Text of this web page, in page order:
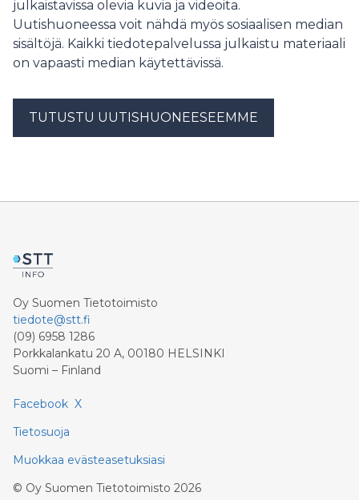
julkaistavissa olevia kuvia ja videoita.
Uutishuoneessa voit nähdä myös sosiaalisen median
sisältöjä. Kaikki tiedotepalvelussa julkaistu materiaali
on vapaasti median käytettävissä.
TUTUSTU UUTISHUONEESEEMME
Oy Suomen Tietotoimisto
tiedote@stt.fi
(09) 6958 1286
Porkkalankatu 20 A, 00180 HELSINKI
Suomi – Finland
Facebook X
Tietosuoja
Muokkaa evästeasetuksiasi
© Oy Suomen Tietotoimisto 2026